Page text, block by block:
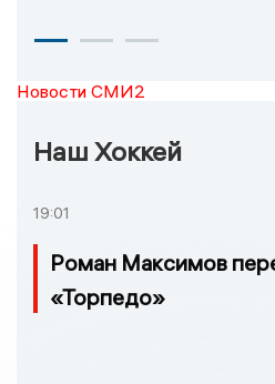
Новости СМИ2
Наш Хоккей
19:01
Роман Максимов
«Торпедо»